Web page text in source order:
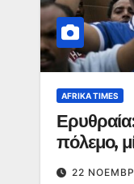
AFRIKA TIMES
πόλεμο,
22